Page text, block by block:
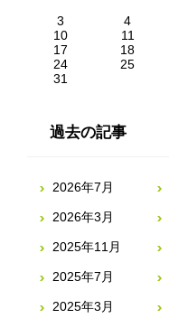
3
4
10
11
17
18
24
25
31
過去の記事
2026年7月
2026年3月
2025年11月
2025年7月
2025年3月